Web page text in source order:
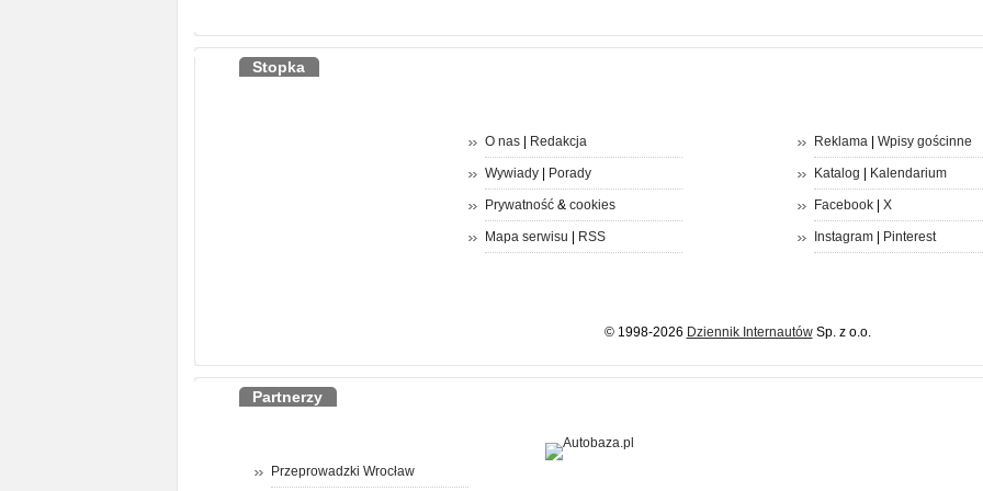
Stopka
O nas| Redakcja
Wywiady| Porady
Prywatność& cookies
Mapa serwisu RSS
Reklama| Wpisy gościnne
Katalog Kalendarium
Facebook| X
Instagram| Pinterest
© 1998-2026 Dziennik InternautówSp. z o.o.
Partnerzy
Przeprowadzki Wrocław